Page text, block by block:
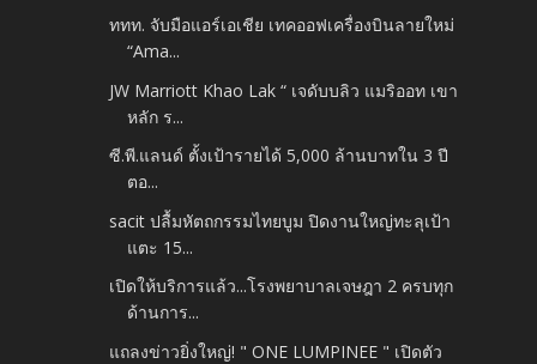
ททท. จับมือแอร์เอเชีย เทคออฟเครื่องบินลายใหม่
“Ama...
JW Marriott Khao Lak “ เจดับบลิว แมริออท เขา
หลัก ร...
ซี.พี.แลนด์ ตั้งเป้ารายได้ 5,000 ล้านบาทใน 3 ปี
ตอ...
sacit ปลื้มหัตถกรรมไทยบูม ปิดงานใหญ่ทะลุเป้า
แตะ 15...
เปิดให้บริการแล้ว...โรงพยาบาลเจษฎา 2 ครบทุก
ด้านการ...
แถลงข่าวยิ่งใหญ่! " ONE LUMPINEE " เปิดตัว